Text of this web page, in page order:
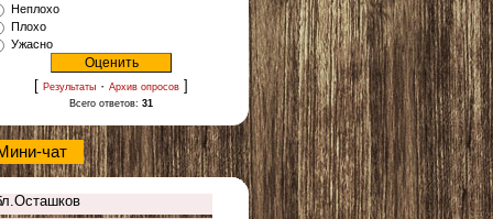
Неплохо
Плохо
Ужасно
[ Результаты · Архив опросов ]
Всего ответов: 31
чат